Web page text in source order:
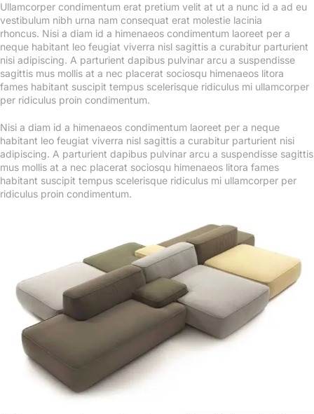
Ullamcorper condimentum erat pretium velit at ut a nunc id a ad eu
vestibulum nibh urna nam consequat erat molestie lacinia
rhoncus. Nisi a diam id a himenaeos condimentum laoreet per a
neque habitant leo feugiat viverra nisl sagittis a curabitur parturient
nisi adipiscing. A parturient dapibus pulvinar arcu a suspendisse
sagittis mus mollis at a nec placerat sociosqu himenaeos litora
fames habitant suscipit tempus scelerisque ridiculus mi ullamcorper
per ridiculus proin condimentum.
Nisi a diam id a himenaeos condimentum laoreet per a neque
habitant leo feugiat viverra nisl sagittis a curabitur parturient nisi
adipiscing. A parturient dapibus pulvinar arcu a suspendisse sagittis
mus mollis at a nec placerat sociosqu himenaeos litora fames
habitant suscipit tempus scelerisque ridiculus mi ullamcorper per
ridiculus proin condimentum.